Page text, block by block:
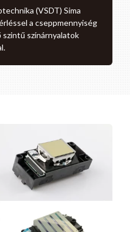
(VSDT) Sima
a cseppmennyiség
szintű színárnyalatok